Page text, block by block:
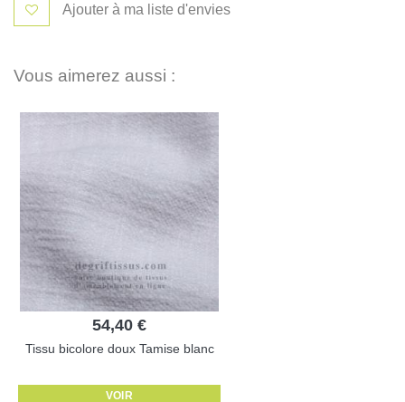
Ajouter à ma liste d'envies
Vous aimerez aussi :
54,40 €
Tissu bicolore doux Tamise blanc
VOIR